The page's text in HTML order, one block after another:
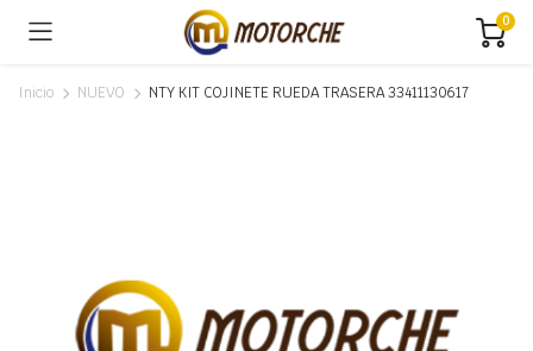
0
Inicio NUEVO NTY KIT COJINETE RUEDA TRASERA 33411130617